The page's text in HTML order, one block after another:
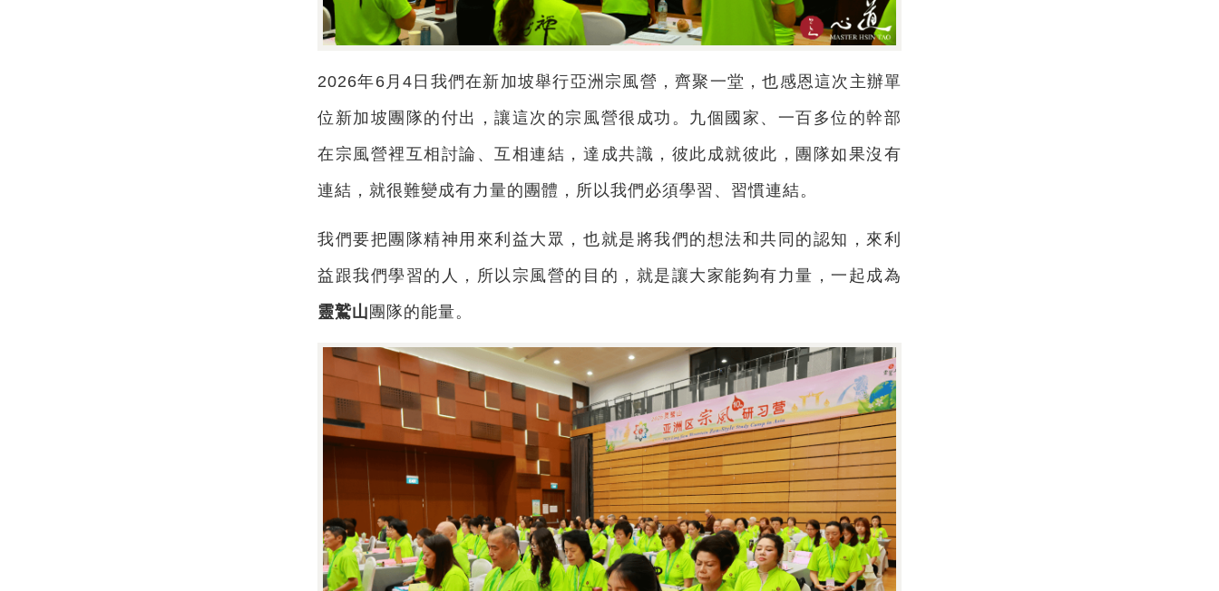
2026年6月4日我們在新加坡舉行亞洲宗風營，齊聚一堂，也感恩這次主辦單
位新加坡團隊的付出，讓這次的宗風營很成功。九個國家、一百多位的幹部
在宗風營裡互相討論、互相連結，達成共識，彼此成就彼此，團隊如果沒有
連結，就很難變成有力量的團體，所以我們必須學習、習慣連結。
我們要把團隊精神用來利益大眾，也就是將我們的想法和共同的認知，來利
益跟我們學習的人，所以宗風營的目的，就是讓大家能夠有力量，一起成為
靈鷲山 團隊的能量。